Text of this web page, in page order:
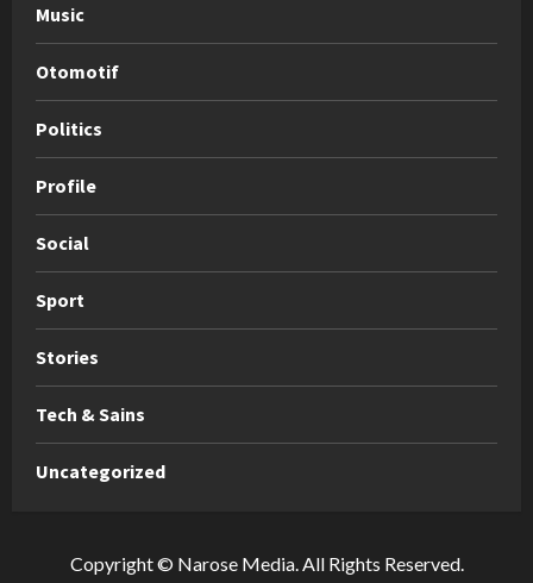
Music
Otomotif
Politics
Profile
Social
Sport
Stories
Tech & Sains
Uncategorized
Copyright © Narose Media. All Rights Reserved.